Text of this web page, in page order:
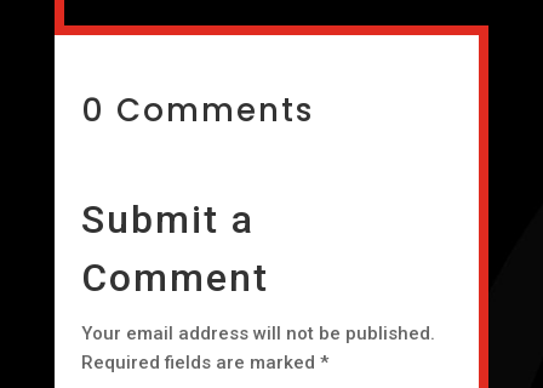
0 Comments
Submit a
Comment
Your email address will not be published.
Required fields are marked*